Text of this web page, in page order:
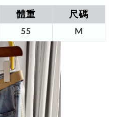
體重 尺碼
55 M